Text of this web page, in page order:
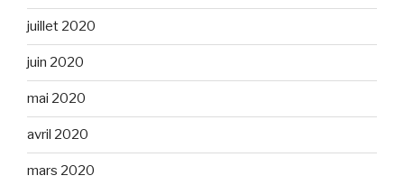
juillet 2020
juin 2020
mai 2020
avril 2020
mars 2020